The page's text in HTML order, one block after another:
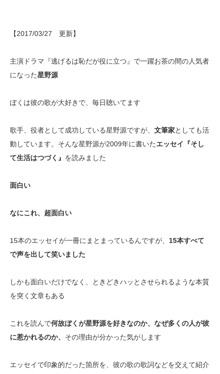
【2017/03/27 更新】
主演ドラマ『逃げるは恥だが役に立つ』で一躍お茶の間の人気者
になった星野源
ぼくは彼の歌が大好きで、毎日聴いてます
歌手、役者として成功している星野源ですが、 文筆家としても活
動しています。そんな星野源が2009年に書いたエッセイ『そし
て生活はつづく』 を読みました
面白い
なにこれ、超面白い
15本のエッセイが一冊にまとまっているんですが、 15本すべて
で声を出して笑いました
しかも面白いだけでなく、ときどきハッとさせられるような本質
を突く文章もある
これを読んで何故ぼくが星野源を好きなのか、なぜ多くの人が彼
に惹かれるのか、 その理由が分かった気がします
エッセイで印象的だった箇所を、彼の歌の歌詞などを交えて紹介